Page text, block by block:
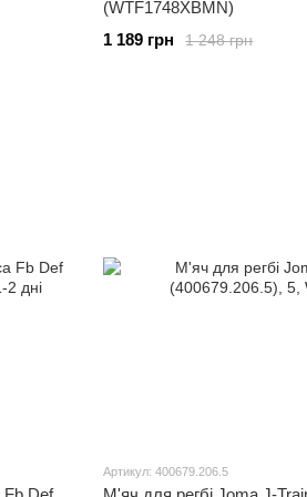
(WTF1748XBMN)
1 248 грн
1 189 грн
Артикул: 400679.206.5